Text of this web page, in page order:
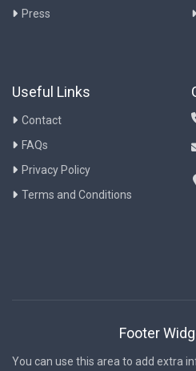
Press
Useful Links
Contact
FAQs
Privacy Policy
Terms and Conditions
Footer
You can use this area to add extra